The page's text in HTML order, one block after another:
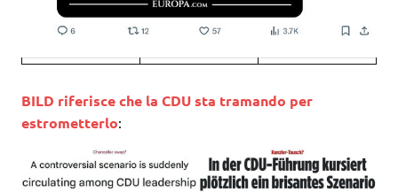
BILD riferisce che la CDU sta tramando per
estrometterlo: